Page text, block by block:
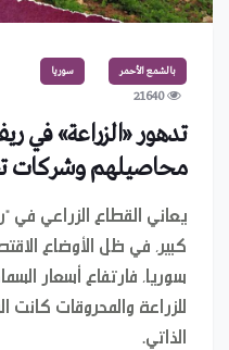
بالشمع الأحمر سوريا
21640
تدهور «الزراعة» في
محاصيلهم وشركات
يعاني القطاع الزراعي
كبير، في ظل الأوضاع
سوريا، فارتفاع أسعار
للزراعة والمحروقات كانت
الذاتي.